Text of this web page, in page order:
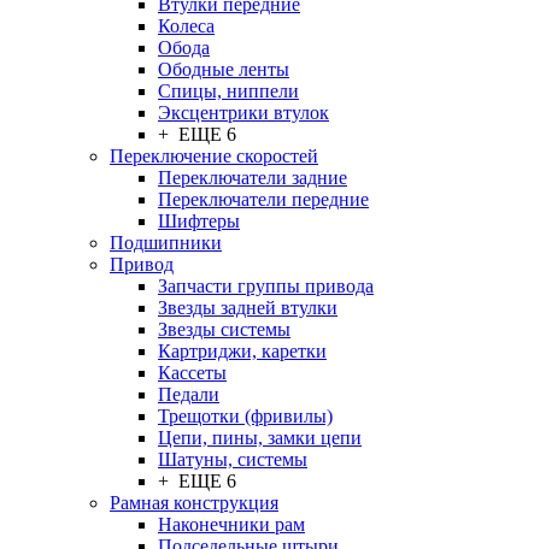
Втулки передние
Колеса
Обода
Ободные ленты
Спицы, ниппели
Эксцентрики втулок
+ ЕЩЕ 6
Переключение скоростей
Переключатели задние
Переключатели передние
Шифтеры
Подшипники
Привод
Запчасти группы привода
Звезды задней втулки
Звезды системы
Картриджи, каретки
Кассеты
Педали
Трещотки (фривилы)
Цепи, пины, замки цепи
Шатуны, системы
+ ЕЩЕ 6
Рамная конструкция
Наконечники рам